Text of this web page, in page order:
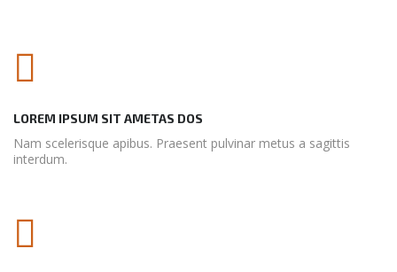
LOREM IPSUM SIT AMETAS DOS
Nam scelerisque apibus. Praesent pulvinar metus a sagittis
interdum.